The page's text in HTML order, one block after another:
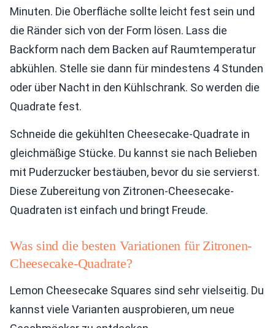
Minuten. Die Oberfläche sollte leicht fest sein und
die Ränder sich von der Form lösen. Lass die
Backform nach dem Backen auf Raumtemperatur
abkühlen. Stelle sie dann für mindestens 4 Stunden
oder über Nacht in den Kühlschrank. So werden die
Quadrate fest.
Schneide die gekühlten Cheesecake-Quadrate in
gleichmäßige Stücke. Du kannst sie nach Belieben
mit Puderzucker bestäuben, bevor du sie servierst.
Diese Zubereitung von Zitronen-Cheesecake-
Quadraten ist einfach und bringt Freude.
Was sind die besten Variationen für Zitronen-
Cheesecake-Quadrate?
Lemon Cheesecake Squares sind sehr vielseitig. Du
kannst viele Varianten ausprobieren, um neue